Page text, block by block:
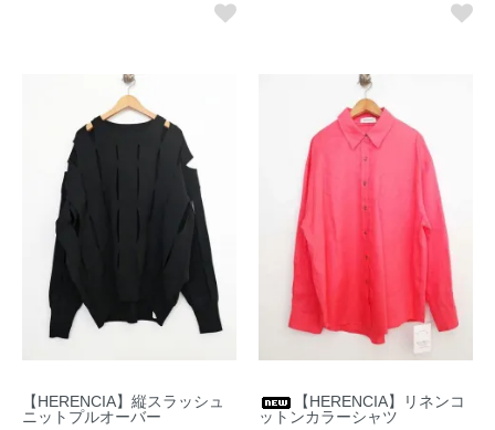
【HERENCIA】縦スラッシュ
ニットプルオーバー
【HERENCIA】リネンコ
ットンカラーシャツ